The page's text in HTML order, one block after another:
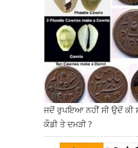
ਜਦੋਂ ਰੁਪਇਆ ਨਹੀਂ ਸੀ ਉਦੋਂ ਕੀ
ਕੌਡੀ ਤੇ ਦਮੜੀ ?